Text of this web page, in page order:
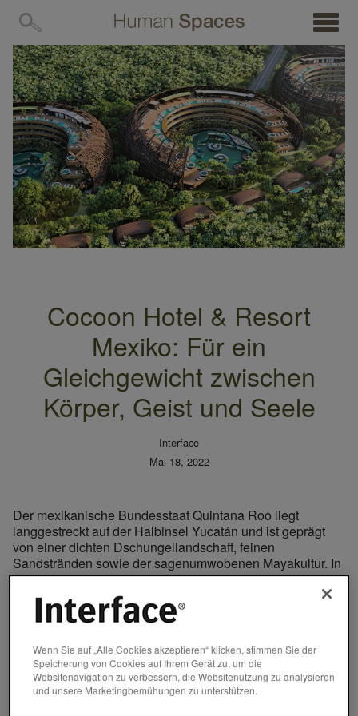
MENÜ
Cocoon Hotel & Resort
Mexiko: Für ein
Gleichgewicht zwischen
Körper, Geist und Seele
Interface
Mai 18, 2022
Der mexikanische Bundesstaat Quintana Roo liegt
langgestreckt auf der Halbinsel Yucatán und ist geprägt
von einer dichten Dschungellandschaft, feinen
Sandstränden sowie der sagenumwobenen Mayakultur. In
diese vielseitige Umgebung bettet sich auch das
umweltfreundliche Cocoon Hotel & Resort Tulum ein, das
von DNA Barcelona Architects entworfen wurde und sich
in die umliegende mexikanische Pflanzenwelt behutsam
integriert.
Schützend wie ein Nest
Wenn Sie auf „Alle Cookies akzeptieren“ klicken, stimmen Sie der
Speicherung von Cookies auf Ihrem Gerät zu, um die
Websitenavigation zu verbessern, die Websitenutzung zu analysieren
und unsere Marketingbemühungen zu unterstützen.